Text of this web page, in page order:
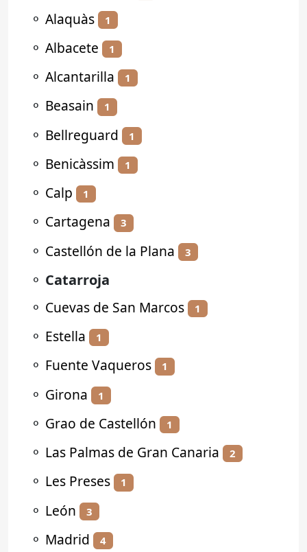
⚬ Alaquàs 1
⚬ Albacete 1
⚬ Alcantarilla 1
⚬ Beasain 1
⚬ Bellreguard 1
⚬ Benicàssim 1
⚬ Calp 1
⚬ Cartagena 3
⚬ Castellón de la Plana 3
⚬ Catarroja
⚬ Cuevas de San Marcos 1
⚬ Estella 1
⚬ Fuente Vaqueros 1
⚬ Girona 1
⚬ Grao de Castellón 1
⚬ Las Palmas de Gran Canaria 2
⚬ Les Preses 1
⚬ León 3
⚬ Madrid 4